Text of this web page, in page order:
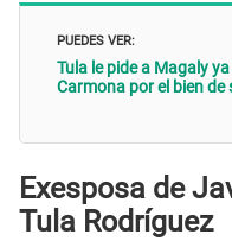
PUEDES VER:
Tula le pide a Magaly
Carmona por el bien de
Exesposa de
Tula Rodríguez